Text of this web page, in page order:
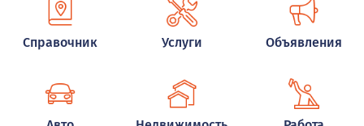
Справочник Услуги Объявления